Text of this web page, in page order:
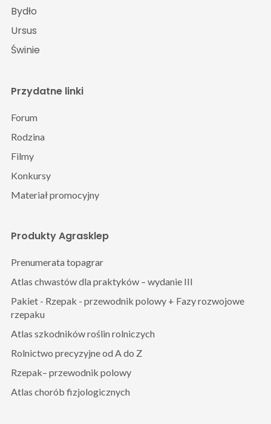
Bydło
Ursus
Świnie
Produkty Agrasklep
Prenumerata topagrar
Atlas chwastów dla praktyków – wydanie III
Pakiet - Rzepak - przewodnik polowy + Fazy rozwojowe
rzepaku
Atlas szkodników roślin rolniczych
Rolnictwo precyzyjne od A do Z
Rzepak– przewodnik polowy
Atlas chorób fizjologicznych
Przydatne linki
Forum
Rodzina
Filmy
Konkursy
Materiał promocyjny